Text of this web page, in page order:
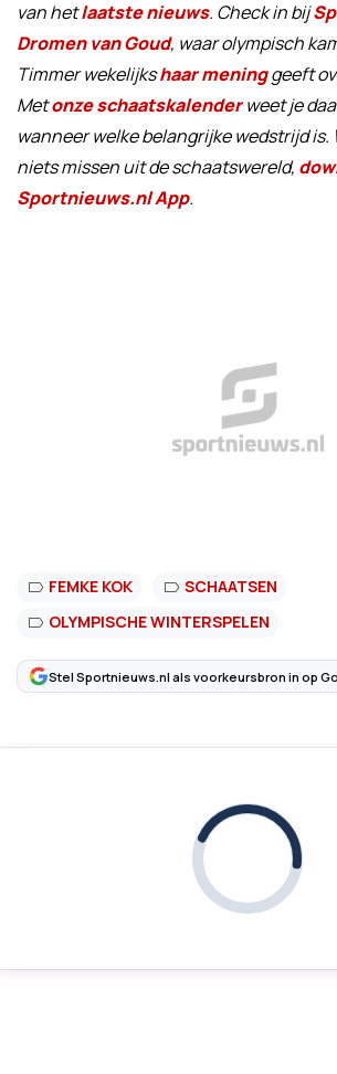
van hetlaatste nieuws. Check in bij
Dromen van Goud, waar olympisch
Timmer wekelijkshaar meninggeeft
Metonze schaatskalenderweet je
wanneer welke belangrijke wedstrijd is.
niets missen uit de schaatswereld,
Sportnieuws.nl App.
FEMKE KOK
SCHAATSEN
OLYMPISCHE WINTERSPELEN
Stel Sportnieuws.nl als voorkeursbron in op